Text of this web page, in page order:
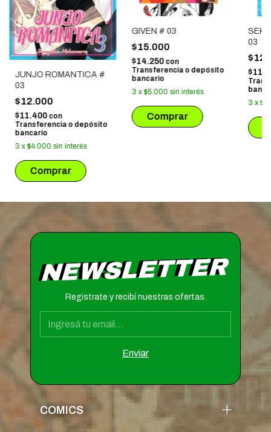
JUNJO ROMANTICA #
03
$12.000
$11.400 con
Transferencia o depósito
bancario
3 x$4.000 sin interés
GIVEN # 03
$15.000
$14.250 con
Transferencia o depósito
bancario
3 x$5.000 sin interés
03
3 x
NEWSLETTER
Registrate y recibí nuestras ofertas.
COMICS